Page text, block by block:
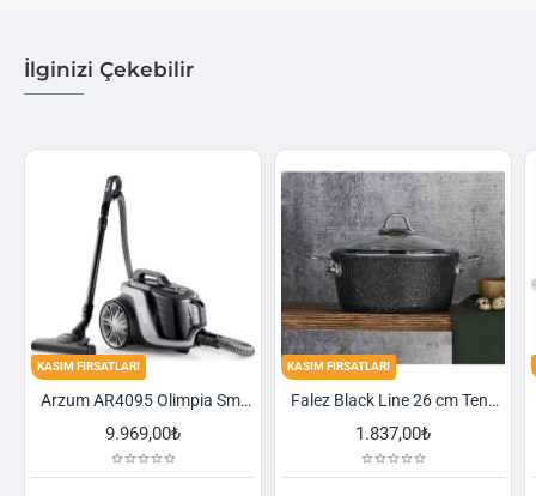
İlginizi Çekebilir
Arzum AR4095 Olimpia Smart Cyclone Filtreli Süpürge - Füme
KASIM FIRSATLARI
Falez Black Line 26 cm Tencere
KASIM FIRSATLARI